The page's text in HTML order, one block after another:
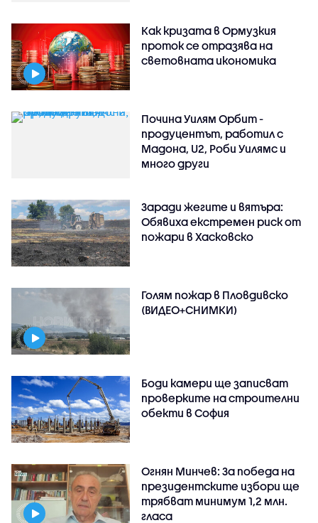
Как кризата в Ормузкия
проток се отразява на
световната икономика
Почина Уилям Орбит -
продуцентът, работил с
Мадона, U2, Роби Уилямс и
много други
Заради жегите и вятъра:
Обявиха екстремен риск от
пожари в Хасковско
Голям пожар в Пловдивско
(ВИДЕО+СНИМКИ)
Боди камери ще записват
проверките на строителни
обекти в София
Огнян Минчев: За победа на
президентските избори ще
трябват минимум 1,2 млн.
гласа